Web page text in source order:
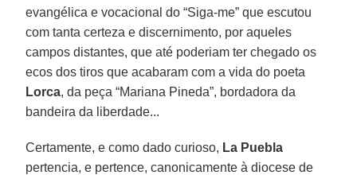
evangélica e vocacional do “Siga-me” que escutou
com tanta certeza e discernimento, por aqueles
campos distantes, que até poderiam ter chegado os
ecos dos tiros que acabaram com a vida do poeta
Lorca, da peça “Mariana Pineda”, bordadora da
bandeira da liberdade...
Certamente, e como dado curioso, La Puebla
pertencia, e pertence, canonicamente à diocese de